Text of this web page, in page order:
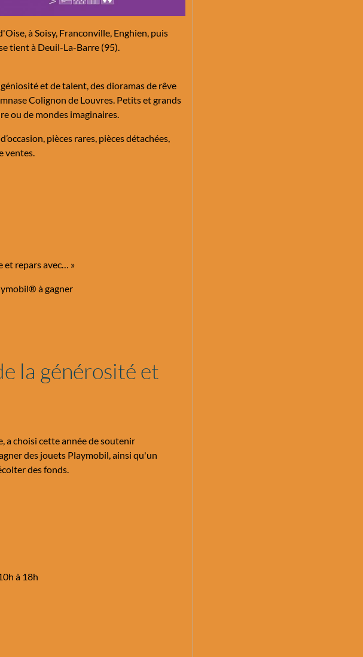
à Soisy, Franconville, Enghien, puis
tient à Deuil-La-Barre (95).
et de talent, des dioramas de rêve
Colignon de Louvres. Petits et grands
ou de mondes imaginaires.
pièces rares, pièces détachées,
ventes.
repars avec… »
à gagner
la générosité et
choisi cette année de soutenir
des jouets Playmobil, ainsi qu'un
des fonds.
à 18h